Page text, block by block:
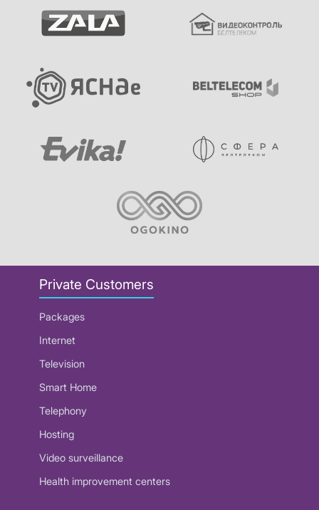
Private Customers
Packages
Internet
Television
Smart Home
Telephony
Hosting
Video surveillance
Health improvement centers